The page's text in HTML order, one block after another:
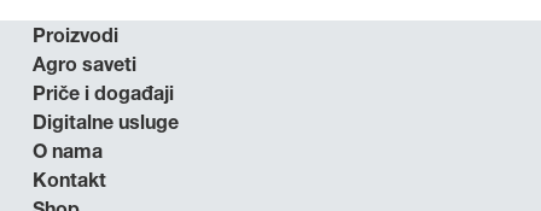
Proizvodi
Agro saveti
Priče i događaji
Digitalne usluge
O nama
Kontakt